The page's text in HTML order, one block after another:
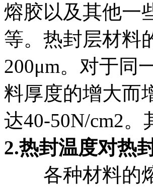
熔胶以及其他一
等。热封层材料
200μm。对于同
料厚度的增大而
达40-50N/cm2
2.热封温度对热
各种材料的